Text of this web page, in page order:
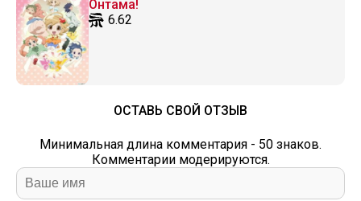
Онтама!
6.62
ОСТАВЬ СВОЙ ОТЗЫВ
Минимальная длина комментария - 50 знаков.
Комментарии модерируются.